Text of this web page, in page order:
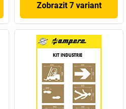
Zobrazit 7 variant